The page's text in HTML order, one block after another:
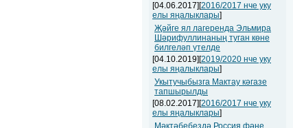
[04.06.2017][2016/2017 нче уку
елы яңалыклары]
Җәйге ял лагеренда Эльмира
Шәрифуллинаның туган көне
билгеләп үтелде
[04.10.2019][2019/2020 нче уку
елы яңалыклары]
Укытучыбызга Мактау кәгазе
тапшырылды
[08.02.2017][2016/2017 нче уку
елы яңалыклары]
Мәктәбебездә Россия фәне